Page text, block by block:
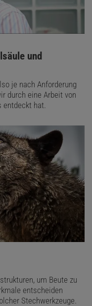
und
je nach Anforderung
durch eine Arbeit von
hat.
um Beute zu
entscheiden
Stechwerkzeuge.